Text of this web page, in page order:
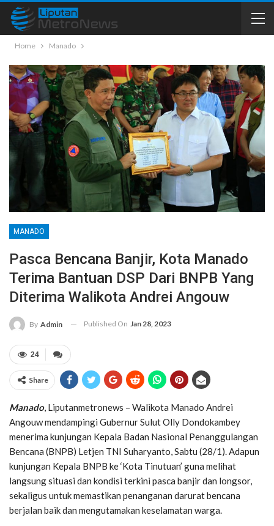
Home Manado
MANADO
Pasca Bencana Banjir, Kota Manado
Terima Bantuan DSP Dari BNPB Yang
Diterima Walikota Andrei Angouw
By Admin Published On Jan 28, 2023
24
Share
Manado, Liputanmetronews – Walikota Manado Andrei
Angouw mendampingi Gubernur Sulut Olly Dondokambey
menerima kunjungan Kepala Badan Nasional Penanggulangan
Bencana (BNPB) Letjen TNI Suharyanto, Sabtu (28/1). Adapun
kunjungan Kepala BNPB ke ‘Kota Tinutuan’ guna melihat
langsung situasi dan kondisi terkini pasca banjir dan longsor,
sekaligus untuk memastikan penanganan darurat bencana
berjalan baik dan mengutamakan keselamatan warga.